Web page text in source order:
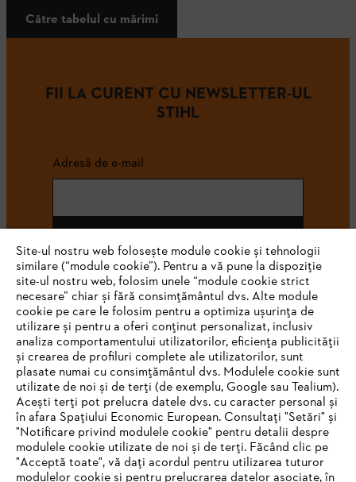
Către tabelul cu mărimi
FII LA CURENT CU NEWSLETTER-UL
STIHL
Adresă de e-mail
#STIHL
STIHL Romania
Site-ul nostru web folosește module cookie și tehnologii
similare (“module cookie”). Pentru a vă pune la dispoziție
site-ul nostru web, folosim unele “module cookie strict
necesare” chiar și fără consimțământul dvs. Alte module
cookie pe care le folosim pentru a optimiza ușurința de
utilizare și pentru a oferi conținut personalizat, inclusiv
analiza comportamentului utilizatorilor, eficiența publicității
și crearea de profiluri complete ale utilizatorilor, sunt
plasate numai cu consimțământul dvs. Modulele cookie sunt
utilizate de noi și de terți (de exemplu, Google sau Tealium).
Acești terți pot prelucra datele dvs. cu caracter personal și
în afara Spațiului Economic European. Consultați "Setări" și
"Notificare privind modulele cookie" pentru detalii despre
modulele cookie utilizate de noi și de terți. Făcând clic pe
"Acceptă toate", vă dați acordul pentru utilizarea tuturor
modulelor cookie și pentru prelucrarea datelor asociate, în